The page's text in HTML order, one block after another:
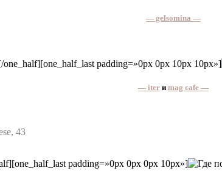
— gelsomina —
one_half][one_half_last padding=»0px 0px 10px 10px»]
— iter и mag cafe —
43
padding=»0px 0px 0px 10px»]